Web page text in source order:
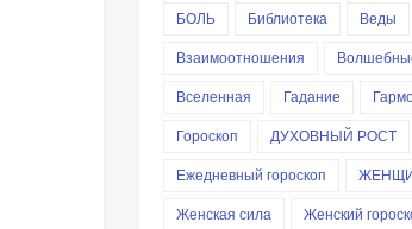
БОЛЬ
Библиотека
Веды
Взаимоотношения
Вселенная
Гадание
Гороскоп
ДУХОВНЫЙ РОСТ
Ежедневный гороскоп
Женская сила
Женский